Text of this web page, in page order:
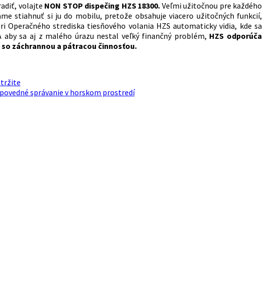
volajte NON STOP dispečing HZS 18300. Veľmi užitočnou pre každého
stiahnuť si ju do mobilu, pretože obsahuje viacero užitočných funkcií,
strediska tiesňového volania HZS automaticky vidia, kde sa
aby sa aj z malého úrazu nestal veľký finančný problém, HZS odporúča
záchrannou a pátracou činnosťou.
správanie v horskom prostredí